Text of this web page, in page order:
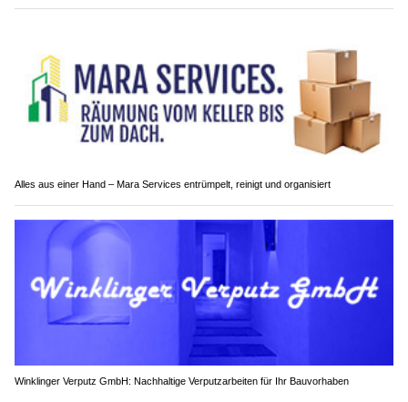
Alles aus einer Hand – Mara Services entrümpelt, reinigt und organisiert
Winklinger Verputz GmbH: Nachhaltige Verputzarbeiten für Ihr Bauvorhaben